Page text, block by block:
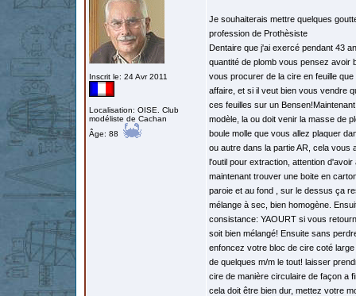
Inscrit le: 24 Avr 2011
Localisation: OISE. Club
modéliste de Cachan
Âge: 88
Je souhaiterais mettre quelques
profession de Prothèsiste
Dentaire que j'ai exercé pendant 43
quantité de plomb vous pensez avoir
vous procurer de la cire en feuille
affaire, et si il veut bien vous vendre
ces feuilles sur un
modèle, la ou doit venir la masse de
boule molle que vous allez plaquer
ou autre dans la partie AR, cela vous
l'outil pour extraction, attention
maintenant trouver une boite en
paroie et au fond , sur le dessus ça
mélange à sec, bien homogène.
consistance: YAOURT si vous
soit bien mélangé! Ensuite sans
enfoncez votre bloc de cire coté
de quelques m/m le tout! laisser
cire de manière circulaire de façon a
cela doit être bien dur, mettez votre